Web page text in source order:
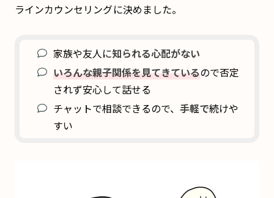
ラインカウンセリングに決めました。
家族や友人に知られる心配がない
いろんな親子関係を見てきているので否定
されず安心して話せる
チャットで相談できるので、 手軽で続けや
すい